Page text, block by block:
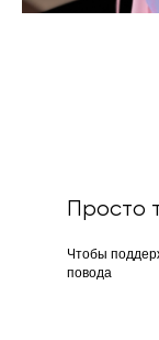
Просто
Чтобы
повода